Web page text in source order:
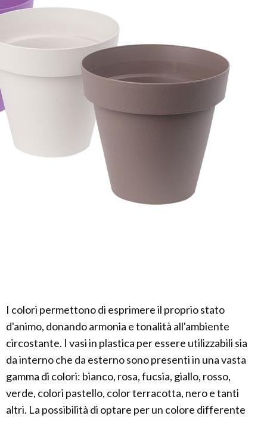
I colori permettono di esprimere il proprio stato
d'animo, donando armonia e tonalità all'ambiente
circostante. I vasi in plastica per essere utilizzabili sia
da interno che da esterno sono presenti in una vasta
gamma di colori: bianco, rosa, fucsia, giallo, rosso,
verde, colori pastello, color terracotta, nero e tanti
altri. La possibilità di optare per un colore differente